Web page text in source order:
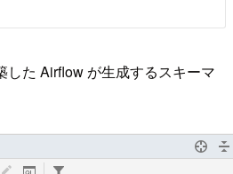
した Airflow が生成するスキーマ